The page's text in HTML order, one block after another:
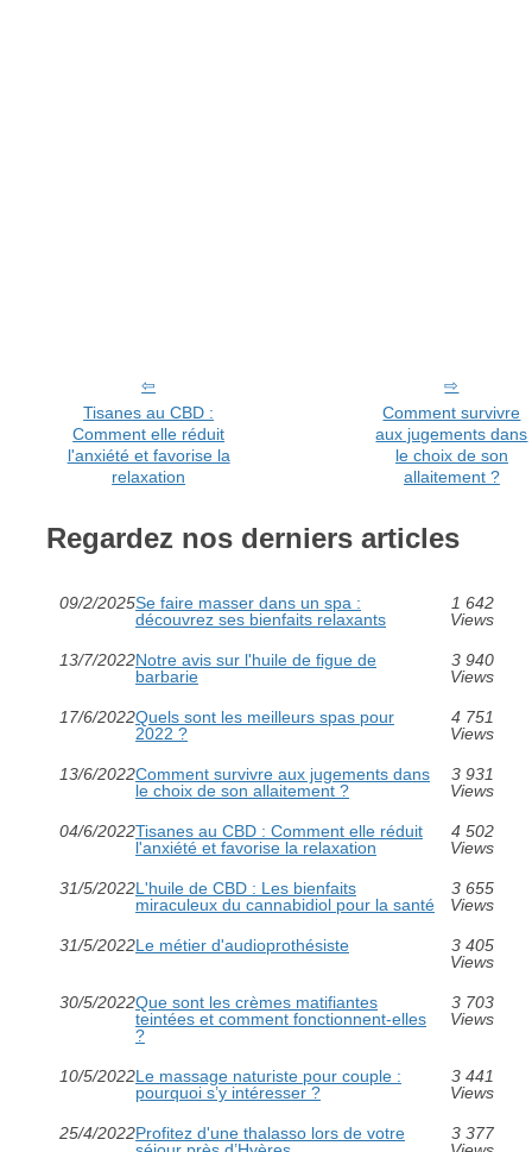
Tisanes au CBD :
Comment elle réduit
l'anxiété et favorise la
relaxation
Comment survivre
aux jugements dans
le choix de son
allaitement ?
Regardez nos derniers articles
09/2/2025Se faire masser dans un spa :
découvrez ses bienfaits relaxants
1 642
Views
13/7/2022Notre avis sur l'huile de figue de
barbarie
3 940
Views
17/6/2022Quels sont les meilleurs spas pour
2022 ?
4 751
Views
13/6/2022Comment survivre aux jugements dans
le choix de son allaitement ?
3 931
Views
04/6/2022Tisanes au CBD : Comment elle réduit
l'anxiété et favorise la relaxation
4 502
Views
31/5/2022L'huile de CBD : Les bienfaits
miraculeux du cannabidiol pour la santé
3 655
Views
31/5/2022Le métier d'audioprothésiste
3 405
Views
30/5/2022Que sont les crèmes matifiantes
teintées et comment fonctionnent-elles
?
3 703
Views
10/5/2022Le massage naturiste pour couple :
pourquoi s’y intéresser ?
3 441
Views
25/4/2022Profitez d'une thalasso lors de votre
3 377